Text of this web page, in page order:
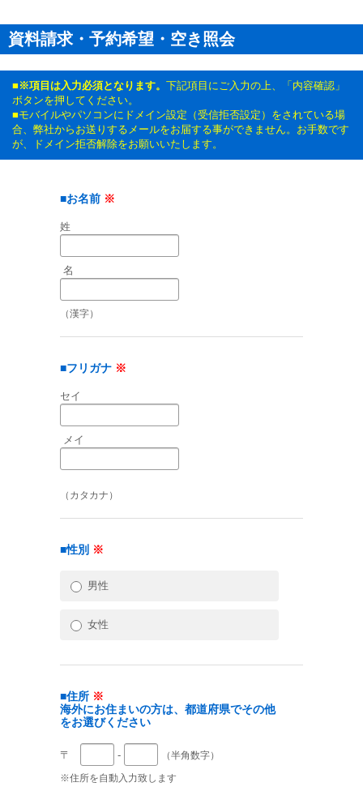
資料請求・予約希望・ 空き照会
■※項目は入力必須となります。 下記項目にご入力の上、「内容確認」
ボタンを押してください。
■モバイルやパソコンにドメイン設定（受信拒否設定）をされている場
合、弊社からお送りするメールをお届する事ができません。お手数です
が、ドメイン拒否解除をお願いいたします。
■お名前 ※
姓
名
（漢字）
■フリガナ ※
セイ
メイ
（カタカナ）
■性別 ※
男性
女性
■住所 ※
海外にお住まいの方は、都道府県でその他
をお選びください
〒 -
（半角数字）
※住所を自動入力致します